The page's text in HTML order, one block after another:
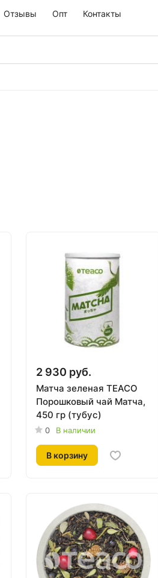
Отзывы Опт Контакты
2 930 руб.
Матча зеленая TEACO
Порошковый чай Матча,
450 гр (тубус)
0 В наличии
В корзину